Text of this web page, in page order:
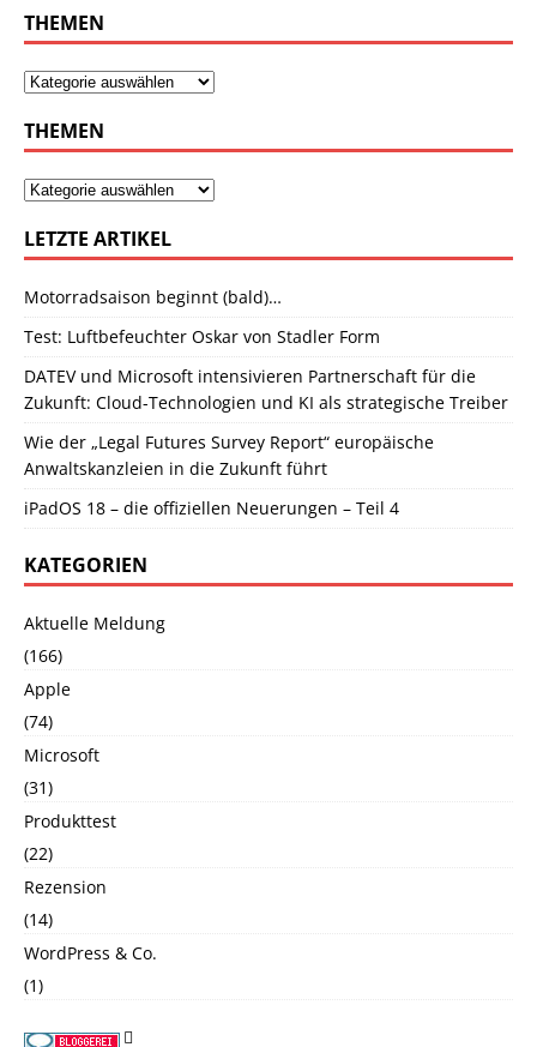
THEMEN
THEMEN
LETZTE ARTIKEL
Motorradsaison beginnt (bald)…
Test: Luftbefeuchter Oskar von Stadler Form
DATEV und Microsoft intensivieren Partnerschaft für die
Zukunft: Cloud-Technologien und KI als strategische Treiber
Wie der „Legal Futures Survey Report“ europäische
Anwaltskanzleien in die Zukunft führt
iPadOS 18 – die offiziellen Neuerungen – Teil 4
KATEGORIEN
Aktuelle Meldung
(166)
Apple
(74)
Microsoft
(31)
Produkttest
(22)
Rezension
(14)
WordPress & Co.
(1)